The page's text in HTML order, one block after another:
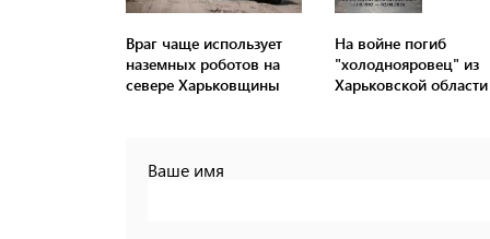
Враг чаще использует
наземных роботов на
севере Харьковщины
На войне погиб
"холоднояровец" из
Харьковской области
Ваше имя